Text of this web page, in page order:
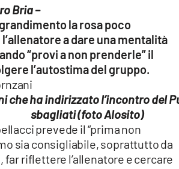
Bria –
la rosa poco
a dare una mentalità
“provi a non prenderle” il
l’autostima del gruppo.
che ha indirizzato l’incontro del
sbagliati (foto Alosito)
prevede il “prima non
sia consigliabile, soprattutto da
far riflettere l’allenatore e cercare